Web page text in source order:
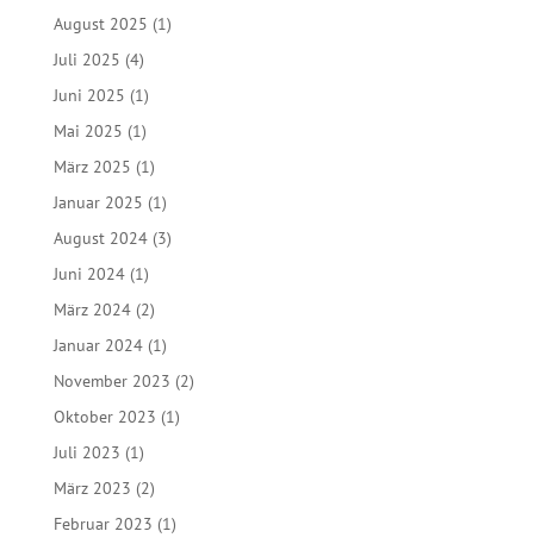
August 2025 (1)
Juli 2025 (4)
Juni 2025 (1)
Mai 2025 (1)
März 2025 (1)
Januar 2025 (1)
August 2024(3)
Juni 2024(1)
März 2024(2)
Januar 2024(1)
November 2023 (2)
Oktober 2023 (1)
Juli 2023 (1)
März 2023 (2)
Februar 2023 (1)